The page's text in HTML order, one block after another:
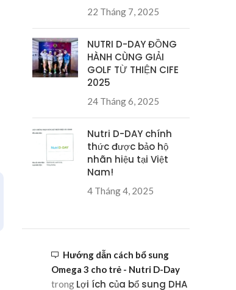
22 Tháng 7, 2025
NUTRI D-DAY ĐỒNG
HÀNH CÙNG GIẢI
GOLF TỪ THIỆN CIFE
2025
24 Tháng 6, 2025
Nutri D-DAY chính
thức được bảo hộ
nhãn hiệu tại Việt
Nam!
4 Tháng 4, 2025
Hướng dẫn cách bổ sung
Omega 3 cho trẻ - Nutri D-Day
trong Lợi ích của bổ sung DHA